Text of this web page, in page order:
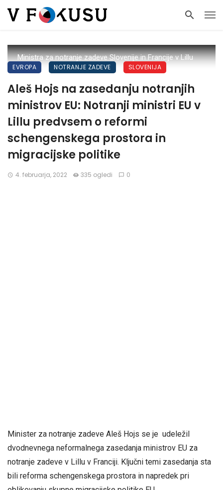
Ministra za notranje zadeve Slovenije in Francije v Lillu
EVROPA NOTRANJE ZADEVE SLOVENIJA
Aleš Hojs na zasedanju notranjih
ministrov EU: Notranji ministri EU v
Lillu predvsem o reformi
schengenskega prostora in
migracijske politike
4. februarja, 2022 335 ogledi 0
Minister za notranje zadeve Aleš Hojs se je udeležil
dvodnevnega neformalnega zasedanja ministrov EU za
notranje zadeve v Lillu v Franciji. Ključni temi zasedanja sta
bili reforma schengenskega prostora in napredek pri